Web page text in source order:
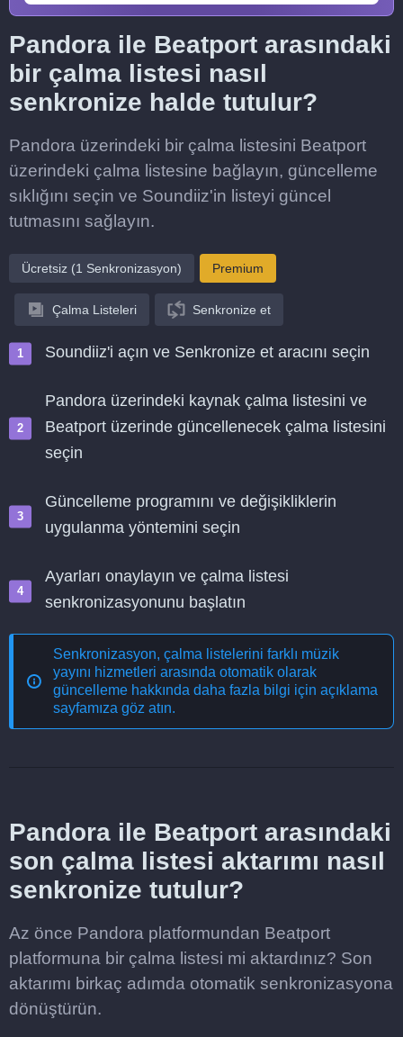
Pandora ile Beatport arasındaki
bir çalma listesi nasıl
senkronize halde tutulur?
Pandora üzerindeki bir çalma listesini Beatport
üzerindeki çalma listesine bağlayın, güncelleme
sıklığını seçin ve Soundiiz'in listeyi güncel
tutmasını sağlayın.
Ücretsiz (1 Senkronizasyon) Premium
Çalma Listeleri Senkronize et
Soundiiz'i açın ve Senkronize et aracını seçin
Pandora üzerindeki kaynak çalma listesini ve
Beatport üzerinde güncellenecek çalma listesini
seçin
Güncelleme programını ve değişikliklerin
uygulanma yöntemini seçin
Ayarları onaylayın ve çalma listesi
senkronizasyonunu başlatın
Senkronizasyon, çalma listelerini farklı müzik
yayını hizmetleri arasında otomatik olarak
güncelleme hakkında daha fazla bilgi için açıklama
sayfamıza göz atın.
Pandora ile Beatport arasındaki
son çalma listesi aktarımı nasıl
senkronize tutulur?
Az önce Pandora platformundan Beatport
platformuna bir çalma listesi mi aktardınız? Son
aktarımı birkaç adımda otomatik senkronizasyona
dönüştürün.